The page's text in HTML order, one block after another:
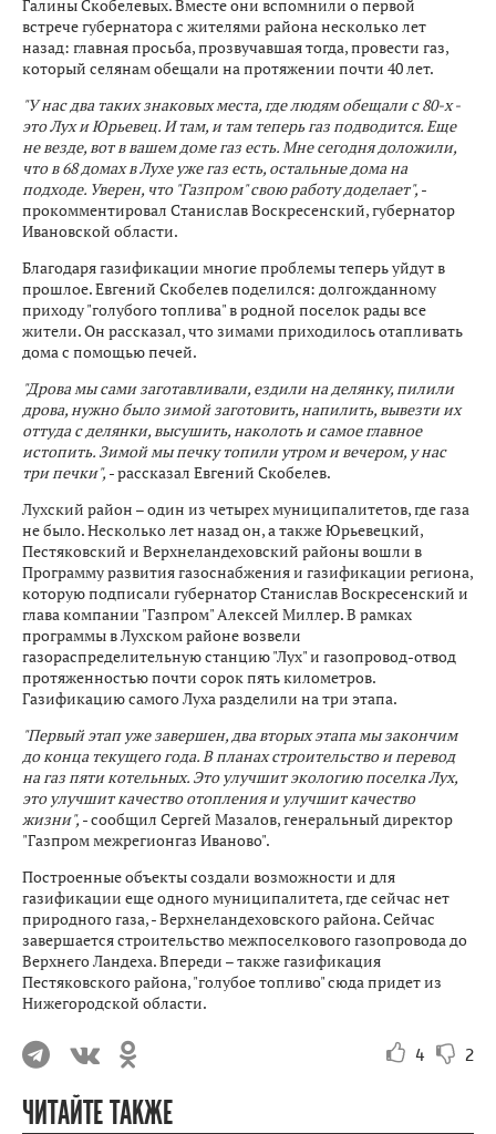
Галины Скобелевых. Вместе они вспомнили о первой
встрече губернатора с жителями района несколько лет
назад: главная просьба, прозвучавшая тогда, провести газ,
который селянам обещали на протяжении почти 40 лет.
"У нас два таких знаковых места, где людям обещали с 80-х -
это Лух и Юрьевец. И там, и там теперь газ подводится. Еще
не везде, вот в вашем доме газ есть. Мне сегодня доложили,
что в 68 домах в Лухе уже газ есть, остальные дома на
подходе. Уверен, что "Газпром" свою работу доделает", -
прокомментировал Станислав Воскресенский, губернатор
Ивановской области.
Благодаря газификации многие проблемы теперь уйдут в
прошлое. Евгений Скобелев поделился: долгожданному
приходу "голубого топлива" в родной поселок рады все
жители. Он рассказал, что зимами приходилось отапливать
дома с помощью печей.
"Дрова мы сами заготавливали, ездили на делянку, пилили
дрова, нужно было зимой заготовить, напилить, вывезти их
оттуда с делянки, высушить, наколоть и самое главное
истопить. Зимой мы печку топили утром и вечером, у нас
три печки", - рассказал Евгений Скобелев.
Лухский район – один из четырех муниципалитетов, где газа
не было. Несколько лет назад он, а также Юрьевецкий,
Пестяковский и Верхнеландеховский районы вошли в
Программу развития газоснабжения и газификации региона,
которую подписали губернатор Станислав Воскресенский и
глава компании "Газпром" Алексей Миллер. В рамках
программы в Лухском районе возвели
газораспределительную станцию "Лух" и газопровод-отвод
протяженностью почти сорок пять километров.
Газификацию самого Луха разделили на три этапа.
"Первый этап уже завершен, два вторых этапа мы закончим
до конца текущего года. В планах строительство и перевод
на газ пяти котельных. Это улучшит экологию поселка Лух,
это улучшит качество отопления и улучшит качество
жизни", - сообщил Сергей Мазалов, генеральный директор
"Газпром межрегионгаз Иваново".
Построенные объекты создали возможности и для
газификации еще одного муниципалитета, где сейчас нет
природного газа, - Верхнеландеховского района. Сейчас
завершается строительство межпоселкового газопровода до
Верхнего Ландеха. Впереди – также газификация
Пестяковского района, "голубое топливо" сюда придет из
Нижегородской области.
4 2
ЧИТАЙТЕ ТАКЖЕ